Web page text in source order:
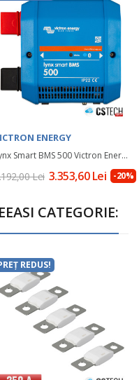
ENERGY
Lynx Smart BMS 500 Victron Energy - M10
Lei 3.353,60 Lei -20%
CATEGORIE:
REDUS!